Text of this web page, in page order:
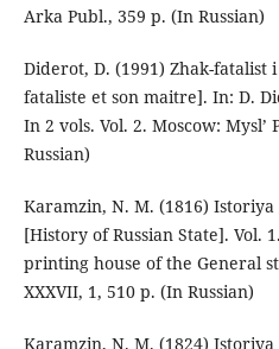
Arka Publ., 359 p. (In Russian)
Diderot, D. (1991) Zhak-fatalist
fataliste et son maitre]. In: D.
In 2 vols. Vol. 2. Moscow: Mysl’
Russian)
Karamzin, N. M. (1816) Istoriya
[History of Russian State]. Vol.
printing house of the General
XXXVII, 1, 510 p. (In Russian)
Karamzin, N. M. (1824) Istoriya